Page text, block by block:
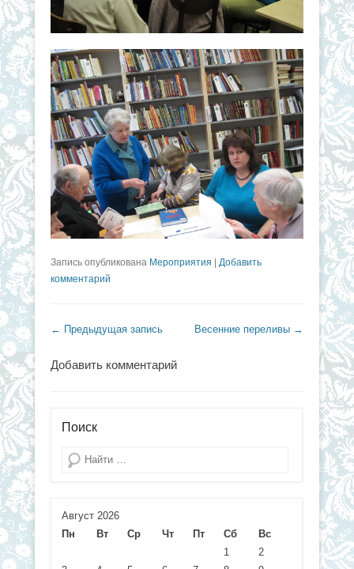
Запись опубликована Мероприятия | Добавить
комментарий
Навигация по записям
← Предыдущая запись Весенние переливы →
Добавить комментарий
Поиск
Поиск
Август 2026
Пн
Вт Ср Чт Пт Сб
Вс
1
2